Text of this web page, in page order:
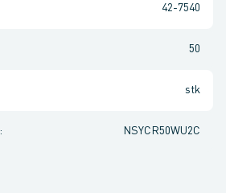
42-7540
50
stk
: NSYCR50WU2C